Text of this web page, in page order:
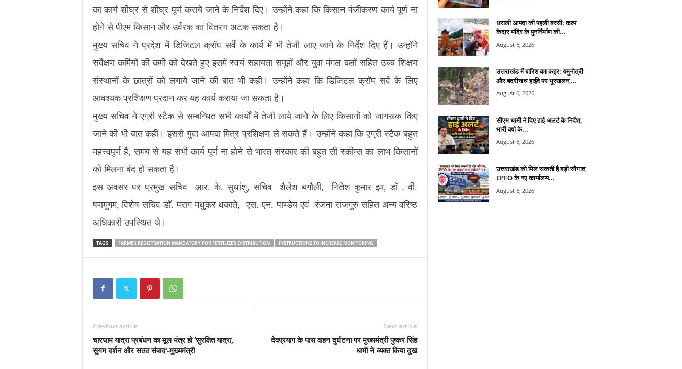
का कार्य शीघ्र से शीघ्र पूर्ण कराये जाने के निर्देश दिए। उन्होंने कहा कि किसान पंजीकरण कार्य पूर्ण ना
होने से पीएम किसान और उर्वरक का वितरण अटक सकता है।
मुख्य सचिव ने प्रदेश में डिजिटल क्रॉप सर्वे के कार्य में भी तेजी लाए जाने के निर्देश दिए हैं। उन्होंने
सर्वेक्षण कर्मियों की कमी को देखते हुए इसमें स्वयं सहायता समूहों और युवा मंगल दलों सहित उच्च शिक्षण
संस्थानों के छात्रों को लगाये जाने की बात भी कही। उन्होंने कहा कि डिजिटल क्रॉप सर्वे के लिए
आवश्यक प्रशिक्षण प्रदान कर यह कार्य कराया जा सकता है।
मुख्य सचिव ने एग्री स्टैक से सम्बन्धित सभी कार्यों में तेजी लाये जाने के लिए किसानों को जागरूक किए
जाने की भी बात कही। इससे युवा आपदा मित्र प्रशिक्षण ले सकते हैं। उन्होंने कहा कि एग्री स्टैक बहुत
महत्त्वपूर्ण है, समय से यह सभी कार्य पूर्ण ना होने से भारत सरकार की बहुत सी स्कीम्स का लाभ किसानों
को मिलना बंद हो सकता है।
इस अवसर पर प्रमुख सचिव आर. के. सुधांशु, सचिव शैलेश बगौली, नितेश कुमार झा, डॉ . वी.
षणमुगम, विशेष सचिव डॉ. पराग मधुकर धकाते, एस. एन. पाण्डेय एवं रंजना राजगुरु सहित अन्य वरिष्ठ
अधिकारी उपस्थित थे।
TAGS FARMER REGISTRATION MANDATORY FOR FERTILIZER DISTRIBUTION INSTRUCTIONS TO INCREASE MONITORING
Previous article
चारधाम यात्रा प्रबंधन का मूल मंत्र हो ‘सुरक्षित यात्रा,
सुगम दर्शन और सतत संवाद‘-मुख्यमंत्री
Next article
देवप्रयाग के पास वाहन दुर्घटना पर मुख्यमंत्री पुष्कर सिंह
धामी ने व्यक्त किया दुख
धराली आपदा की पहली बरसी: कल्प
केदार मंदिर के पुनर्निर्माण की...
August 6, 2026
उत्तराखंड में बारिश का कहर: यमुनोत्री
और बदरीनाथ हाईवे पर भूस्खलन,...
August 6, 2026
सीएम धामी ने दिए हाई अलर्ट के निर्देश,
भारी वर्षा के...
August 6, 2026
उत्तराखंड को मिल सकती है बड़ी सौगात,
EPFO के नए कार्यालय...
August 6, 2026